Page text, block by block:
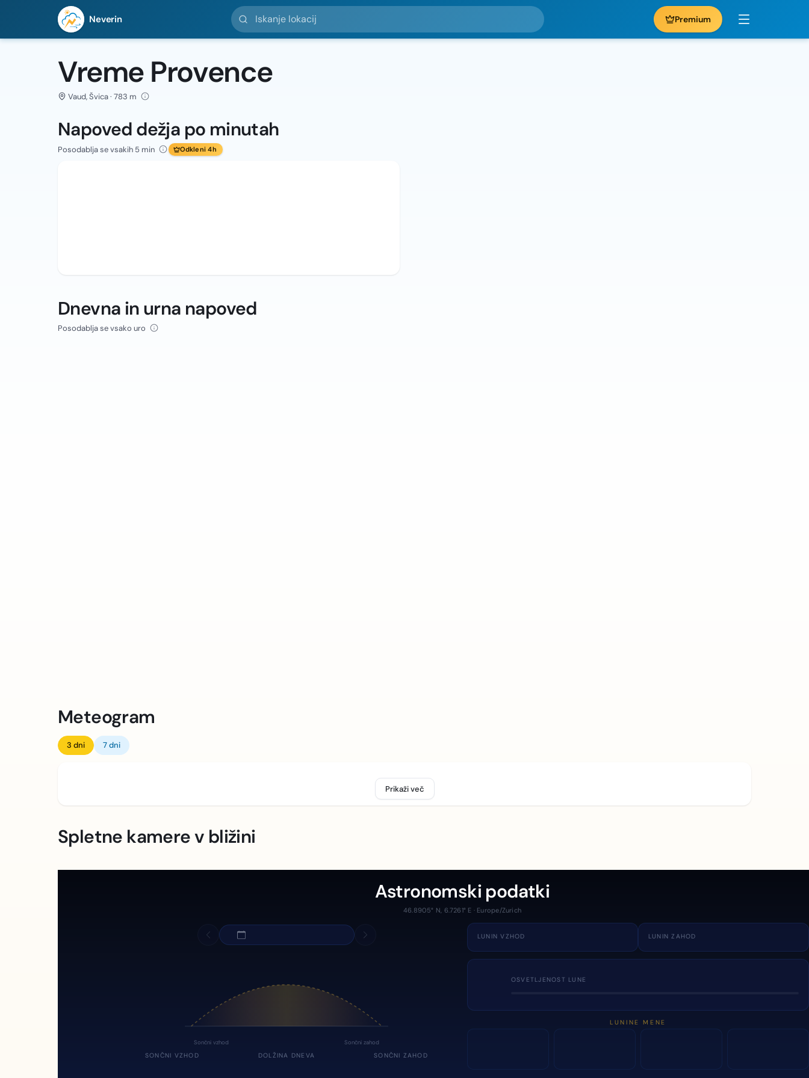
Neverin
Iskanje lokacij
Premium
Vreme Provence
Vaud, Švica · 783 m
Napoved dežja po minutah
Posodablja se vsakih 5 min Odkleni 4h
Dnevna in urna napoved
Posodablja se vsako uro
Meteogram
3 dni 7 dni
Prikaži več
Spletne kamere v bližini
Astronomski podatki
46.8905° N, 6.7261° E · Europe/Zurich
Sončni vzhod Sončni zahod
SONČNI VZHOD DOLŽINA DNEVA SONČNI ZAHOD
LUNIN VZHOD LUNIN ZAHOD
OSVETLJENOST LUNE
LUNINE MENE